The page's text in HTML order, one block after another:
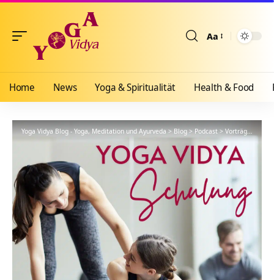
Aa
Home News Yoga & Spiritualität Health & Food
Yoga Vidya Blog - Yoga, Meditation und Ayurveda>Blog>Podcast>Vorträge >